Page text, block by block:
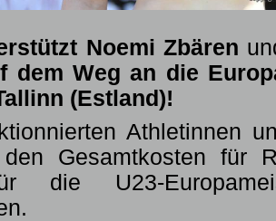
Noemi Zbären
dem Weg an die
(Estland)!
Athletinnen
Gesamtkosten für
die U23-